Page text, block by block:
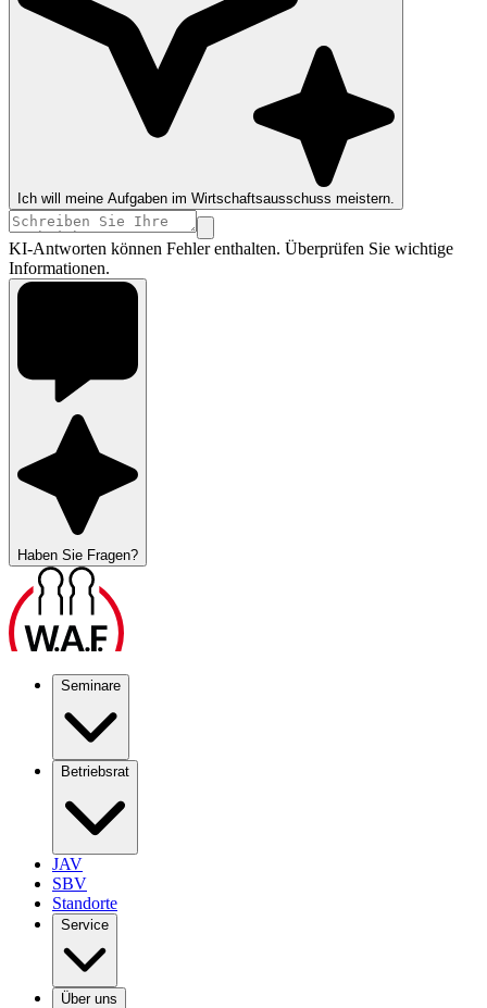
Ich will meine Aufgaben im Wirtschaftsausschuss meistern.
KI-Antworten können Fehler enthalten. Überprüfen Sie wichtige
Informationen.
Haben Sie Fragen?
Seminare
Betriebsrat
JAV
SBV
Standorte
Service
Über uns